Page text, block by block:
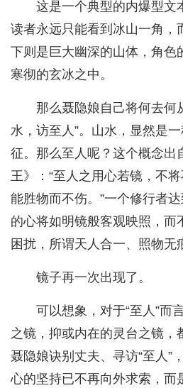
这是一个典型的内爆型文
读者永远只能看到冰山一角，
下则是巨大幽深的山体，角色
寒彻的玄冰之中。
那么聂隐娘自己将何去何
水，访至人”。山水，显然是
征。那么至人呢？这个概念出
王》：“至人之用心若镜，不
能胜物而不伤。”一个修行者
的心将如明镜般客观映照，而
困扰，所谓天人合一、照物无
镜子再一次出现了。
可以想象，对于“至人”而
之镜，抑或内在的灵台之镜，
聂隐娘诀别丈夫、寻访“至人”
心的坚持已不再向外求索，而